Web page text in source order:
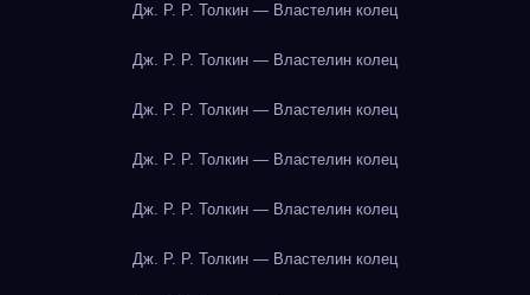
Дж. Р. Р. Толкин — Властелин колец
Дж. Р. Р. Толкин — Властелин колец
Дж. Р. Р. Толкин — Властелин колец
Дж. Р. Р. Толкин — Властелин колец
Дж. Р. Р. Толкин — Властелин колец
Дж. Р. Р. Толкин — Властелин колец